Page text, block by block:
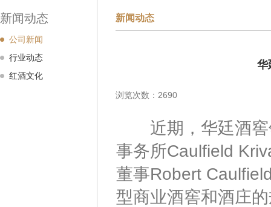
新闻动态
公司新闻
行业动态
红酒文化
新闻动态
华
浏览次数：2690
近期，华廷酒窖
事务所Caulfield
董事Robert
型商业酒窖和酒庄